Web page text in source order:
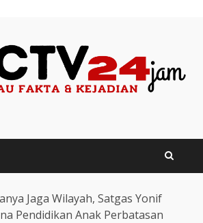
Jaga Wilayah, Satgas Yonif
Pendidikan Anak Perbatasan